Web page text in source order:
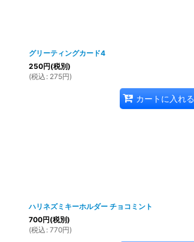
グリーティングカード4
250円(税別)
(税込 : 275円)
カートに入れる
ハリネズミキーホルダー チョコミント
700円(税別)
(税込 : 770円)